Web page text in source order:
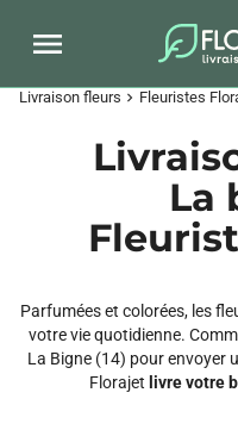
Livraison fleurs chevron_right Fleuristes
La
Parfumées et colorées, les
votre vie quotidienne.
La Bigne (14) pour envoyer
Florajet livre votre